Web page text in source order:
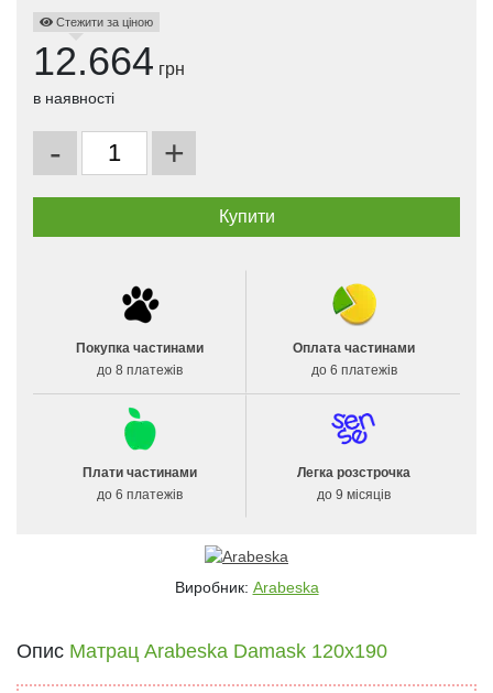
Стежити за ціною
12.664 грн
в наявності
- +
Покупка частинами
до 8 платежів
Оплата частинами
до 6 платежів
Плати частинами
до 6 платежів
Легка розстрочка
до 9 місяців
Виробник: Arabeska
Опис Матрац Arabeska Damask 120x190